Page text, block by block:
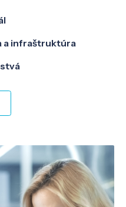
a infraštruktúra